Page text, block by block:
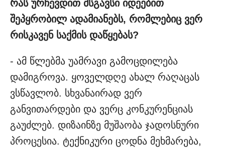
რას ურჩევდით მსგავსი იდეებით
შეპყრობილ ადამიანებს, რომლებიც ვერ
რისკავენ საქმის დაწყებას?
- ამ წლებმა უამრავი გამოცდილება
დამიგროვა. ყოველდღე ახალ რაღაცას
ვსწავლობ. სხვანაირად ვერ
განვითარდები და ვერც კონკურენციას
გაუძლებ. დიზაინზე მუშაობა ჯადოსნური
პროცესია. ტექნიკური ცოდნა მეხმარება,